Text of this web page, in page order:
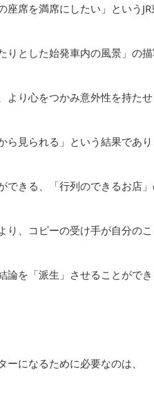
席を満席にしたい」というJR
とした始発車内の風景」の描
より心をつかみ意外性を持た
ら見られる」という結果であ
できる、「行列のできるお店
、コピーの受け手が自分のこ
を「派生」させることができ
になるために必要なのは、